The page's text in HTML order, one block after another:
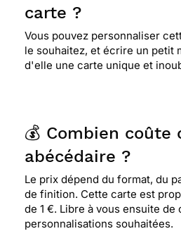
carte ?
Vous pouvez personnaliser
le souhaitez, et écrire un petit
d'elle une carte unique et
💰 Combien coûte
abécédaire ?
Le prix dépend du format, du
de finition. Cette carte est
de 1 €. Libre à vous ensuite de
personnalisations souhaitées.